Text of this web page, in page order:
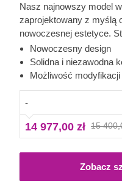
Nasz najnowszy model
zaprojektowany z myślą
nowoczesnej estetyce.
smukła konstrukcja i
sprawiają, że ta
cennym elementem
Nowoczesny design
Solidna i niezawodna
Możliwość
-
14 977,00 zł 15
Zobacz